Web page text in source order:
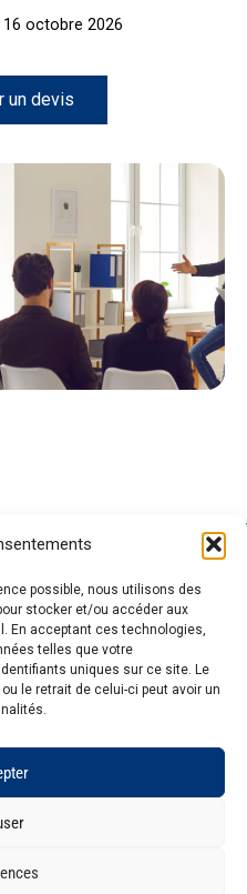
possible, nous utilisons des
stocker et/ou accéder aux
En acceptant ces technologies,
telles que votre
uniques sur ce site. Le
le retrait de celui-ci peut avoir un
octobre 2026
un devis
Caractérisation
et traçage des
microorganismes
Analyse des
communautés
PRODUITS
Séquençage
Génotypage
Expression de
gènes
légales